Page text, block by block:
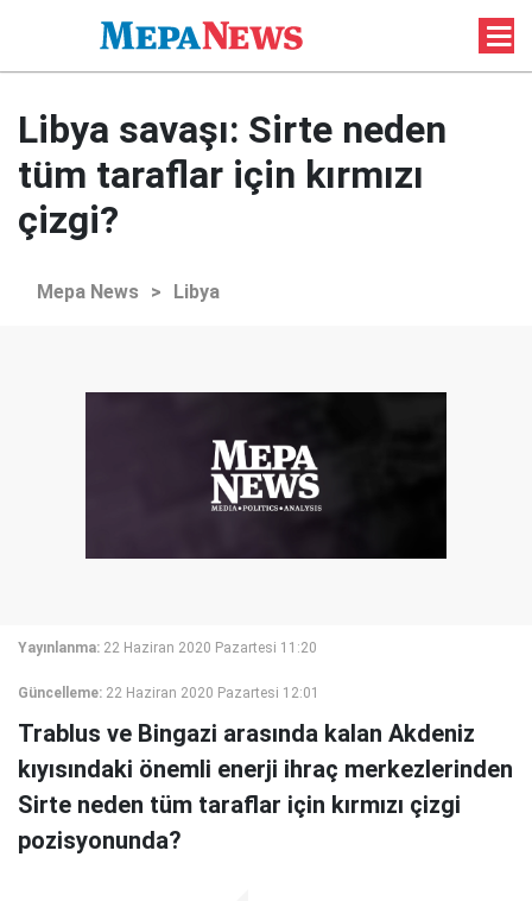
Libya savaşı: Sirte neden
tüm taraflar için kırmızı
çizgi?
Mepa News > Libya
Yayınlanma: 22 Haziran 2020 Pazartesi 11:20
Güncelleme: 22 Haziran 2020 Pazartesi 12:01
Trablus ve Bingazi arasında kalan Akdeniz
kıyısındaki önemli enerji ihraç merkezlerinden
Sirte neden tüm taraflar için kırmızı çizgi
pozisyonunda?